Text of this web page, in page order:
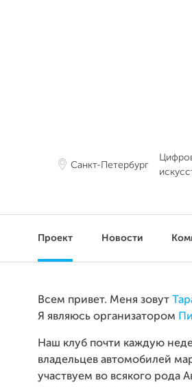
Санкт-Петербург
Проект Новости
Всем привет. Меня зовут
Я являюсь организатором
Наш клуб почти каждую
владельцев автомобилей
участвуем во всякого рода